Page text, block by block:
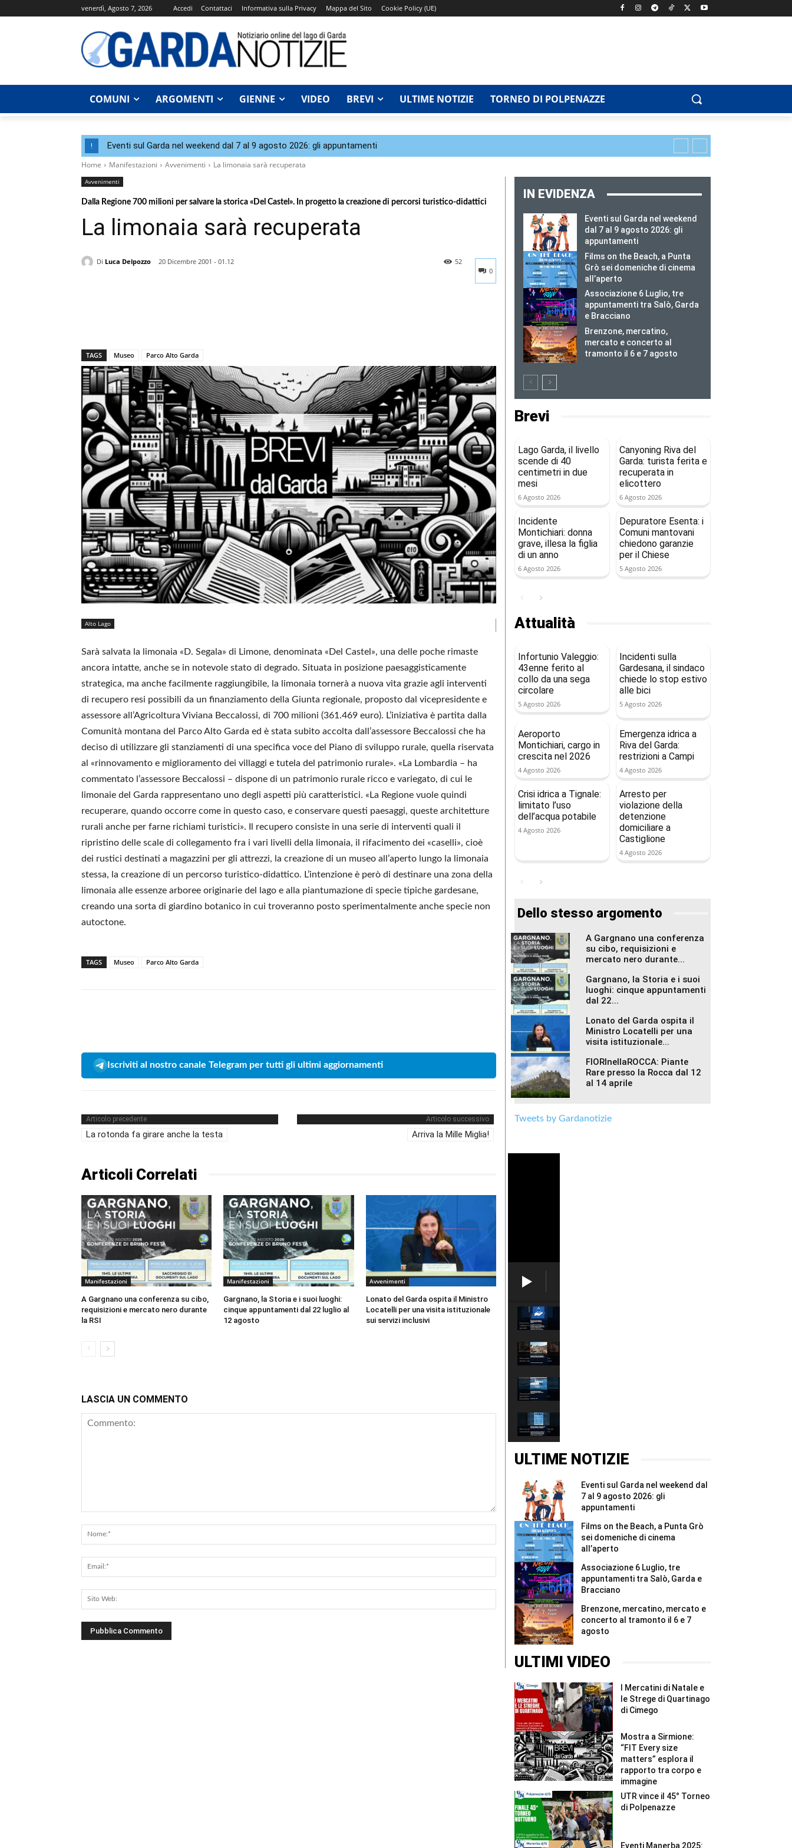
venerdì, Agosto 7, 2026 Accedi Contattaci Informativa sulla Privacy Mappa del Sito Cookie Policy (UE)
COMUNI ARGOMENTI GIENNE VIDEO BREVI ULTIME NOTIZIE TORNEO DI POLPENAZZE
! Eventi sul Garda nel weekend dal 7 al 9 agosto 2026: gli appuntamenti
Home Manifestazioni Avvenimenti La limonaia sarà recuperata
Avvenimenti
Dalla Regione 700 milioni per salvare la storica «Del Castel». In progetto la creazione di percorsi turistico-didattici
La limonaia sarà recuperata
Di Luca Delpozzo
20 Dicembre 2001 - 01.12
0
52
TAGS Museo Parco Alto Garda
Alto Lago
Sarà salvata la limonaia «D. Segala» di Limone, denominata «Del Castel», una delle poche rimaste
ancora intatte, anche se in notevole stato di degrado. Situata in posizione paesaggisticamente
strategica, ma anche facilmente raggiungibile, la limonaia tornerà a nuova vita grazie agli interventi
di recupero resi possibili da un finanziamento della Giunta regionale, proposto dal vicepresidente e
assessore all’Agricoltura Viviana Beccalossi, di 700 milioni (361.469 euro). L’iniziativa è partita dalla
Comunità montana del Parco Alto Garda ed è stata subito accolta dall’assessore Beccalossi che ha
deciso di utilizzare gli stanziamenti di una specifica voce del Piano di sviluppo rurale, quella riservata
al «rinnovamento e miglioramento dei villaggi e tutela del patrimonio rurale». «La Lombardia – ha
commentato l’assessore Beccalossi – dispone di un patrimonio rurale ricco e variegato, di cui le
limonaie del Garda rappresentano uno degli aspetti più caratteristici. «La Regione vuole quindi
recuperare, quando occorre come in questo caso, e conservare questi paesaggi, queste architetture
rurali anche per farne richiami turistici». Il recupero consiste in una serie di interventi quali il
ripristino delle scale di collegamento fra i vari livelli della limonaia, il rifacimento dei «caselli», cioè
dei rustici destinati a magazzini per gli attrezzi, la creazione di un museo all’aperto lungo la limonaia
stessa, la creazione di un percorso turistico-didattico. L’intenzione è però di destinare una zona della
limonaia alle essenze arboree originarie del lago e alla piantumazione di specie tipiche gardesane,
creando una sorta di giardino botanico in cui troveranno posto sperimentalmente anche specie non
autoctone.
TAGS Museo Parco Alto Garda
Iscriviti al nostro canale Telegram per tutti gli ultimi aggiornamenti
Articolo precedente
La rotonda fa girare anche la testa
Articolo successivo
Arriva la Mille Miglia!
Articoli Correlati
Manifestazioni
A Gargnano una conferenza su cibo,
requisizioni e mercato nero durante
la RSI
Manifestazioni
Gargnano, la Storia e i suoi luoghi:
cinque appuntamenti dal 22 luglio al
12 agosto
Avvenimenti
Lonato del Garda ospita il Ministro
Locatelli per una visita istituzionale
sui servizi inclusivi
LASCIA UN COMMENTO
Nome:*
Email:*
Web:
IN EVIDENZA
Eventi sul Garda nel weekend
dal 7 al 9 agosto 2026: gli
appuntamenti
Films on the Beach, a Punta
Grò sei domeniche di cinema
all’aperto
Associazione 6 Luglio, tre
appuntamenti tra Salò, Garda
e Bracciano
Brenzone, mercatino,
mercato e concerto al
tramonto il 6 e 7 agosto
Brevi
Lago Garda, il livello
scende di 40
centimetri in due
mesi
6 Agosto 2026
Canyoning Riva del
Garda: turista ferita e
recuperata in
elicottero
6 Agosto 2026
Incidente
Montichiari: donna
grave, illesa la figlia
di un anno
6 Agosto 2026
Depuratore Esenta: i
Comuni mantovani
chiedono garanzie
per il Chiese
5 Agosto 2026
Attualità
Infortunio Valeggio:
43enne ferito al
collo da una sega
circolare
5 Agosto 2026
Incidenti sulla
Gardesana, il sindaco
chiede lo stop estivo
alle bici
5 Agosto 2026
Aeroporto
Montichiari, cargo in
crescita nel 2026
4 Agosto 2026
Emergenza idrica a
Riva del Garda:
restrizioni a Campi
4 Agosto 2026
Crisi idrica a Tignale:
limitato l’uso
dell’acqua potabile
4 Agosto 2026
Arresto per
violazione della
detenzione
domiciliare a
Castiglione
4 Agosto 2026
Dello stesso argomento
A Gargnano una conferenza
su cibo, requisizioni e
mercato nero durante...
Gargnano, la Storia e i suoi
luoghi: cinque appuntamenti
dal 22...
Lonato del Garda ospita il
Ministro Locatelli per una
visita istituzionale...
FIORInellaROCCA: Piante
Rare presso la Rocca dal 12
al 14 aprile
Tweets by Gardanotizie
#Shorts
e
Bracciano
a
Punta
domeniche
cinema
all’aperto
#Shorts
ULTIME NOTIZIE
Eventi sul Garda nel weekend dal
7 al 9 agosto 2026: gli
appuntamenti
Films on the Beach, a Punta Grò
sei domeniche di cinema
all’aperto
Associazione 6 Luglio, tre
appuntamenti tra Salò, Garda e
Bracciano
Brenzone, mercatino, mercato e
concerto al tramonto il 6 e 7
agosto
ULTIMI VIDEO
I Mercatini di Natale e
le Strege di Quartinago
di Cimego
Mostra a Sirmione:
“FIT Every size
matters” esplora il
rapporto tra corpo e
immagine
UTR vince il 45° Torneo
di Polpenazze
Eventi Manerba 2025: